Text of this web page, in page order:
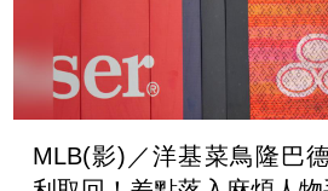
MLB(影)／洋基菜鳥隆巴